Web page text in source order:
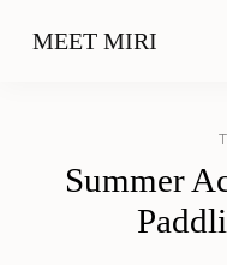
MEET MIRI
Summer